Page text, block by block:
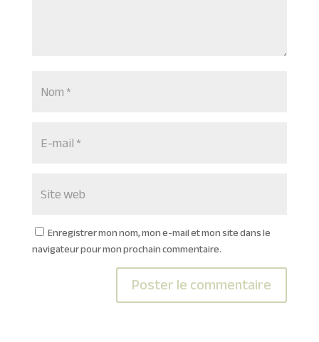
Enregistrer mon nom, mon e-mail et mon site dans le
navigateur pour mon prochain commentaire.